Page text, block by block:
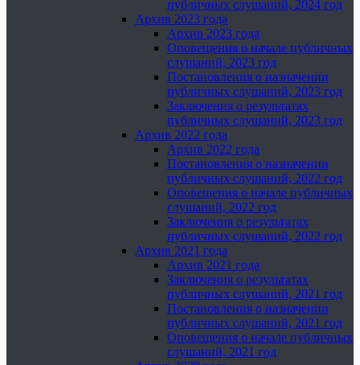
публичных слушаний, 2024 год
Архив 2023 года
Архив 2023 года
Оповещения о начале публичных
слушаний, 2023 год
Постановления о назначении
публичных слушаний, 2023 год
Заключения о результатах
публичных слушаний, 2023 год
Архив 2022 года
Архив 2022 года
Постановления о назначении
публичных слушаний, 2022 год
Оповещения о начале публичных
слушаний, 2022 год
Заключения о результатах
публичных слушаний, 2022 год
Архив 2021 года
Архив 2021 года
Заключения о результатах
публичных слушаний, 2021 год
Постановления о назначении
публичных слушаний, 2021 год
Оповещения о начале публичных
слушаний, 2021 год